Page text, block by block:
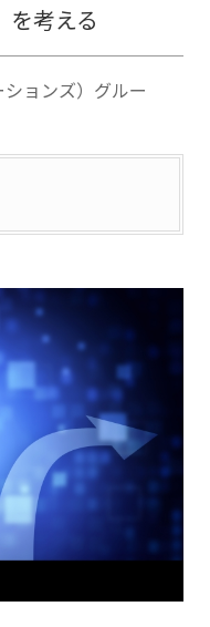
を考える
ョンズ）グルー